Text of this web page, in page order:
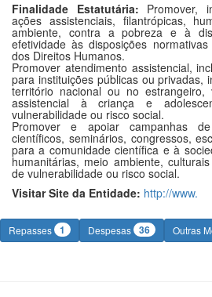
Finalidade Estatutária: Promover,
ações assistenciais, filantrópicas,
ambiente, contra a pobreza e à
efetividade às disposições
dos Direitos Humanos.
Promover atendimento assistencial,
para instituições públicas ou privadas,
território nacional ou no estrangeiro,
assistencial à criança e
vulnerabilidade ou risco social.
Promover e apoiar campanhas
científicos, seminários, congressos,
para a comunidade científica e à
humanitárias, meio ambiente,
de vulnerabilidade ou risco social.
Visitar Site da Entidade: http://www.
Repasses 1 Despesas 36 Outras